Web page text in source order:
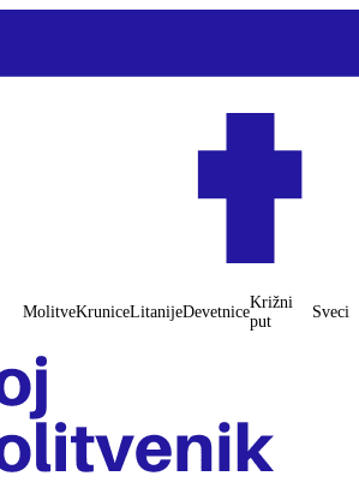
MolitveKruniceLitanijeDevetnice
Križni
put
Sveci